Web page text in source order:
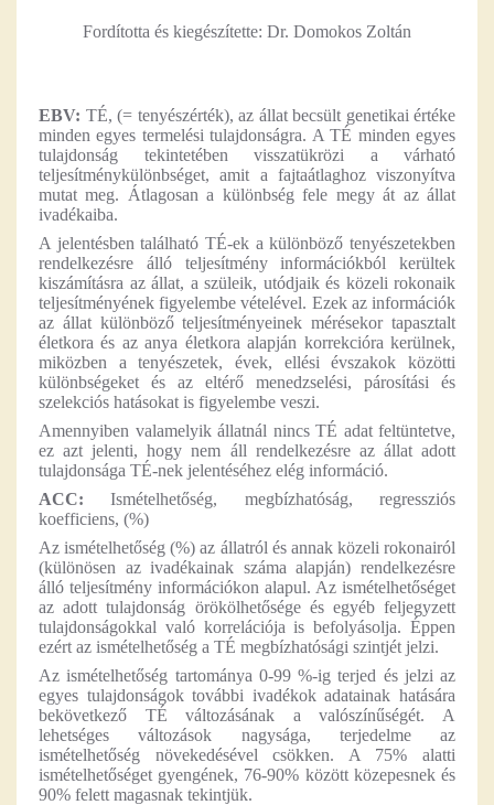
Fordította és kiegészítette: Dr. Domokos Zoltán
EBV: TÉ, (= tenyészérték), az állat becsült genetikai értéke
minden egyes termelési tulajdonságra. A TÉ minden egyes
tulajdonság tekintetében visszatükrözi a várható
teljesítménykülönbséget, amit a fajtaátlaghoz viszonyítva
mutat meg. Átlagosan a különbség fele megy át az állat
ivadékaiba.
A jelentésben található TÉ-ek a különböző tenyészetekben
rendelkezésre álló teljesítmény információkból kerültek
kiszámításra az állat, a szüleik, utódjaik és közeli rokonaik
teljesítményének figyelembe vételével. Ezek az információk
az állat különböző teljesítményeinek mérésekor tapasztalt
életkora és az anya életkora alapján korrekcióra kerülnek,
miközben a tenyészetek, évek, ellési évszakok közötti
különbségeket és az eltérő menedzselési, párosítási és
szelekciós hatásokat is figyelembe veszi.
Amennyiben valamelyik állatnál nincs TÉ adat feltüntetve,
ez azt jelenti, hogy nem áll rendelkezésre az állat adott
tulajdonsága TÉ-nek jelentéséhez elég információ.
ACC:Ismételhetőség, megbízhatóság, regressziós
koefficiens, (%)
Az ismételhetőség (%) az állatról és annak közeli rokonairól
(különösen az ivadékainak száma alapján) rendelkezésre
álló teljesítmény információkon alapul. Az ismételhetőséget
az adott tulajdonság örökölhetősége és egyéb feljegyzett
tulajdonságokkal való korrelációja is befolyásolja. Éppen
ezért az ismételhetőség a TÉ megbízhatósági szintjét jelzi.
Az ismételhetőség tartománya 0-99 %-ig terjed és jelzi az
egyes tulajdonságok további ivadékok adatainak hatására
bekövetkező TÉ változásának a valószínűségét. A
lehetséges változások nagysága, terjedelme az
ismételhetőség növekedésével csökken. A 75% alatti
ismételhetőséget gyengének, 76-90% között közepesnek és
90% felett magasnak tekintjük.